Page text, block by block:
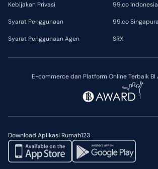
E-commerce dan Platform Online Terbaik BI
Download Aplikasi Rumah123
Kebijakan Privasi
Syarat Penggunaan
Syarat Penggunaan Agen
99.co Indonesia
99.co Singapura
SRX